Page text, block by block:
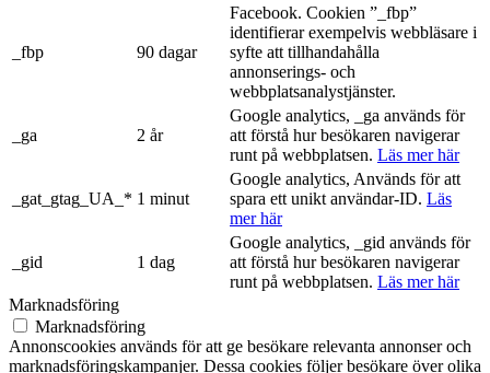
_fbp 90 dagar
Facebook. Cookien ”_fbp”
identifierar exempelvis webbläsare i
syfte att tillhandahålla
annonserings- och
webbplatsanalystjänster.
_ga 2 år
Google analytics, _ga används för
att förstå hur besökaren navigerar
runt på webbplatsen. Läs mer här
_gat_gtag_UA_* 1 minut
Google analytics, Används för att
spara ett unikt användar-ID. Läs
mer här
_gid 1 dag
Google analytics, _gid används för
att förstå hur besökaren navigerar
runt på webbplatsen. Läs mer här
Marknadsföring
Marknadsföring
Annonscookies används för att ge besökare relevanta annonser och
marknadsföringskampanjer. Dessa cookies följer besökare över olika